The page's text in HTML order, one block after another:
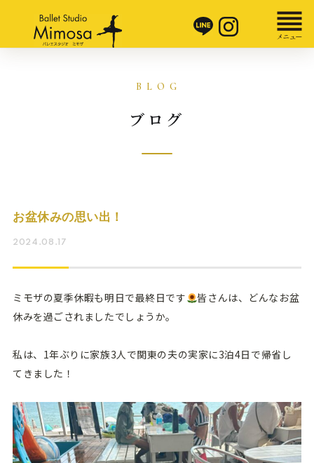
ブログ
お盆休みの思い出！
2024.08.17
ミモザの夏季休暇も明日で最終日です
皆さんは、どんなお盆
休みを過ごされましたでしょうか。
私は、1年ぶりに家族3人で関東の夫の実家に3泊4日で帰省し
てきました！